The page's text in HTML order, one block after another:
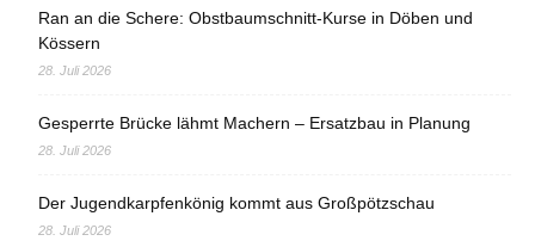
Ran an die Schere: Obstbaumschnitt-Kurse in Döben und
Kössern
28. Juli 2026
Gesperrte Brücke lähmt Machern – Ersatzbau in Planung
28. Juli 2026
Der Jugendkarpfenkönig kommt aus Großpötzschau
28. Juli 2026